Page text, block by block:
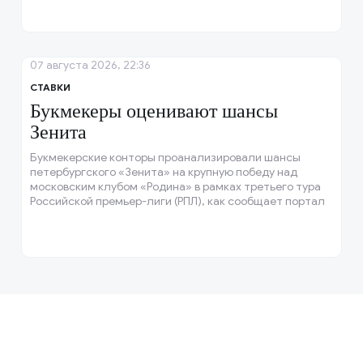
СТАВКИ
Букмекеры оценивают шансы
Зенита
Букмекерские конторы проанализировали шансы
петербургского «Зенита» на крупную победу над
московским клубом «Родина» в рамках третьего тура
Российской премьер-лиги (РПЛ), как сообщает портал
07 августа 2026, 22:36